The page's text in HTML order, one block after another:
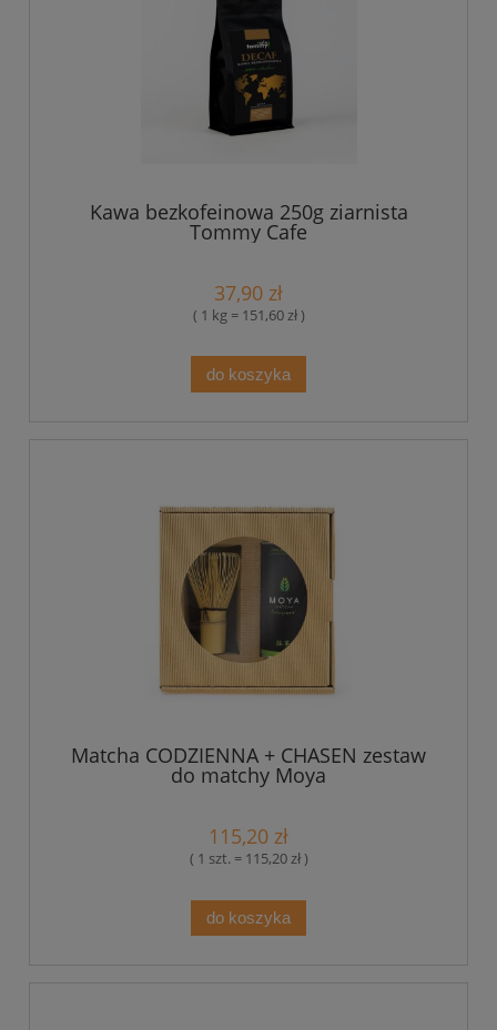
Kawa bezkofeinowa 250g ziarnista
Tommy Cafe
37,90 zł
( 1 kg = 151,60 zł )
do koszyka
Matcha CODZIENNA + CHASEN zestaw
do matchy Moya
115,20 zł
( 1 szt. = 115,20 zł )
do koszyka